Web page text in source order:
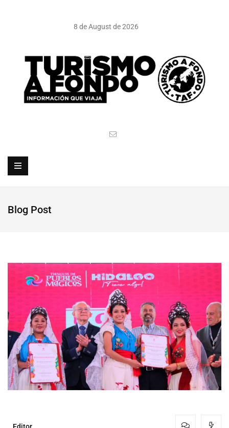
8 de August de 2026
Blog Post